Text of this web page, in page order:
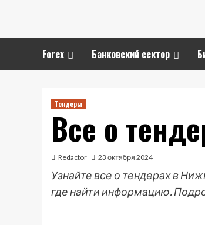
Forex Банковский сектор
Тендеры
Все о
Redactor 23 октября 2024
Узнайте все о тендерах в
где найти информацию.